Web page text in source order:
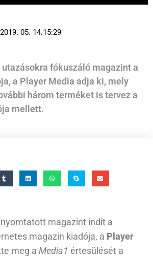
2019. 05. 14.15:29
fókuszáló magazint a
a Player Media adja ki, mely
három terméket is tervez a
mellett.
magazint indít a
magazin kiadója, a Player
meg a Media1 értesülését a